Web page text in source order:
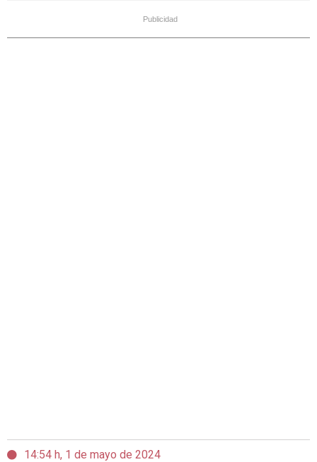
Publicidad
14:54 h, 1 de mayo de 2024